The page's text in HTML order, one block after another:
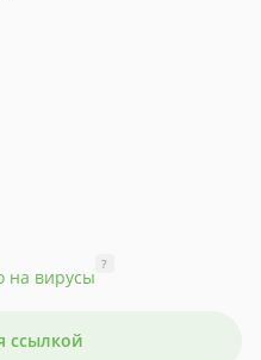
на вирусы
?
ссылкой